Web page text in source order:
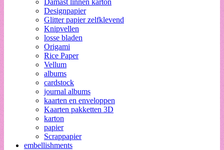
Designpapier
Glitter papier zelfklevend
Knipvellen
losse bladen
Origami
Rice Paper
Vellum
albums
cardstock
journal albums
kaarten en enveloppen
Kaarten pakketten 3D
karton
papier
Scrappapier
embellishments